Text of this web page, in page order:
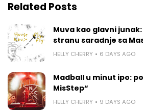
Related Posts
Muva kao glavni
stranu saradnje sa
HELLY CHERRY 6 DAYS AGO
Madball u minut ipo:
MisStep“
HELLY CHERRY 9 DAYS AGO